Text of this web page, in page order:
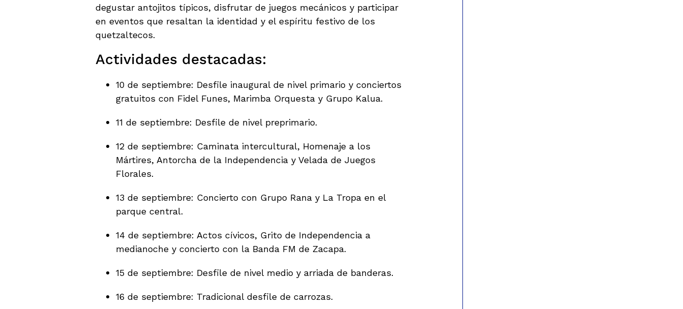
degustar antojitos típicos, disfrutar de juegos mecánicos y participar
en eventos que resaltan la identidad y el espíritu festivo de los
quetzaltecos.
Actividades destacadas:
10 de septiembre: Desfile inaugural de nivel primario y conciertos
gratuitos con Fidel Funes, Marimba Orquesta y Grupo Kalua.
11 de septiembre: Desfile de nivel preprimario.
12 de septiembre: Caminata intercultural, Homenaje a los
Mártires, Antorcha de la Independencia y Velada de Juegos
Florales.
13 de septiembre: Concierto con Grupo Rana y La Tropa en el
parque central.
14 de septiembre: Actos cívicos, Grito de Independencia a
medianoche y concierto con la Banda FM de Zacapa.
15 de septiembre: Desfile de nivel medio y arriada de banderas.
16 de septiembre: Tradicional desfile de carrozas.